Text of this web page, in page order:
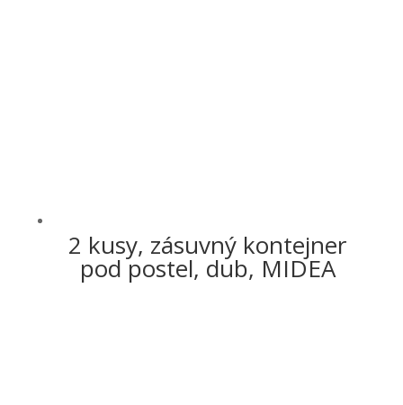
2 kusy, zásuvný kontejner
pod postel, dub, MIDEA